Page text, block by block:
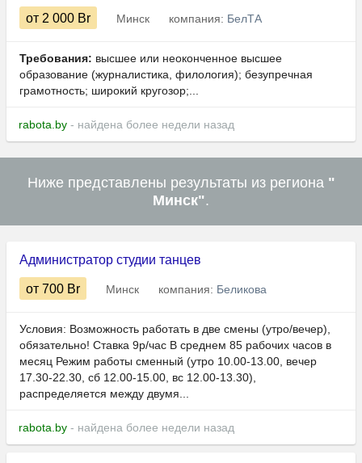
от 2 000 Br Минск компания: БелТА
Требования: высшее или неоконченное высшее
образование (журналистика, филология); безупречная
грамотность; широкий кругозор;...
rabota.by - найдена более недели назад
Ниже представлены результаты из региона "
Минск".
Администратор студии танцев
от 700 Br Минск компания: Беликова
Условия: Возможность работать в две смены (утро/вечер),
обязательно! Ставка 9р/час В среднем 85 рабочих часов в
месяц Режим работы сменный (утро 10.00-13.00, вечер
17.30-22.30, сб 12.00-15.00, вс 12.00-13.30),
распределяется между двумя...
rabota.by - найдена более недели назад